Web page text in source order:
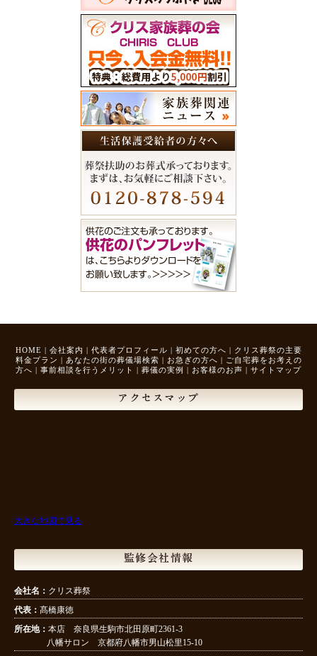
HOME | 会社案内 | 代表者プロフィール | 初めての方へ | クリス葬祭の主要
料金プラン | あなたの街の葬儀場検索 | お急ぎの方へ | ご自宅葬をお考えの
方へ | 事前相談を行うメリット | 葬儀の実例 | お客様のお声 | サイトマップ
アクセスマップ
大きな地図で見る
監修会社情報
会社名： クリス葬祭
代表： 髙橋康徳
所在地： 本店 奈良県生駒市北田原町2361-3
八幡サロン 京都府八幡市男山松里15-10